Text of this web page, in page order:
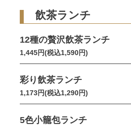
飲茶ランチ
12種の贅沢飲茶ランチ
1,445円(税込1,590円)
彩り飲茶ランチ
1,173円(税込1,290円)
5色小籠包ランチ